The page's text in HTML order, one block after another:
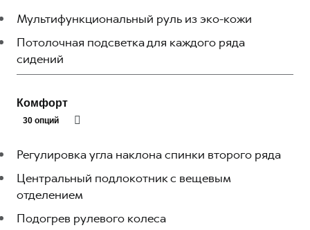
Мультифункциональный руль из эко-кожи
Потолочная подсветка для каждого ряда
сидений
Комфорт
30 опций
Регулировка угла наклона спинки второго ряда
Центральный подлокотник с вещевым
отделением
Подогрев рулевого колеса